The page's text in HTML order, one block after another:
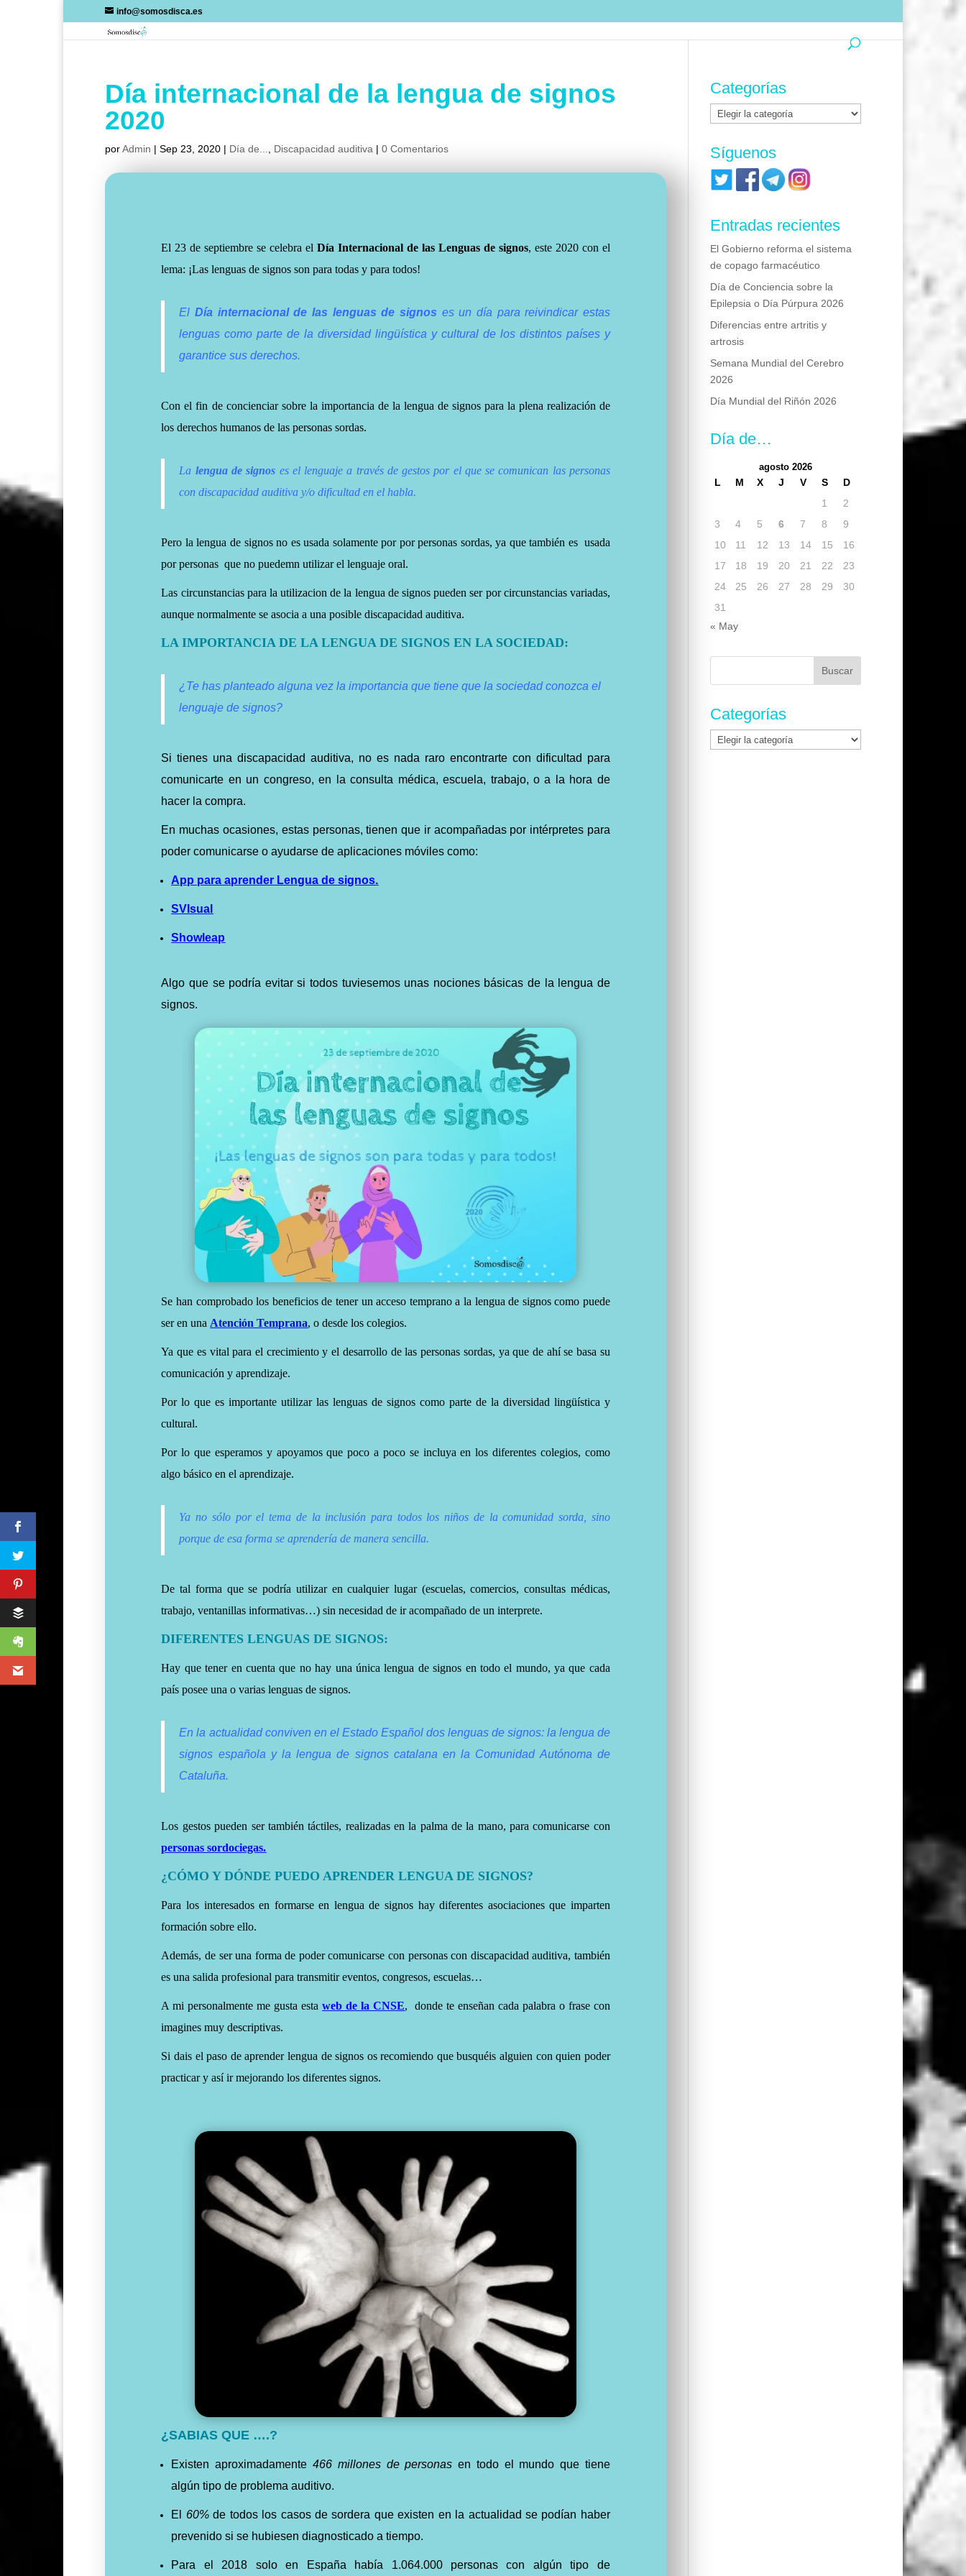
info@somosdisca.es
Día internacional de la lengua de signos
2020
porAdmin |Sep 23, 2020 | Día de... Discapacidad auditiva |0 Comentarios
El 23 de septiembre se celebra elDía Internacional de las Lenguas de signos, este 2020 con el
lema: ¡Las lenguas de signos son para todas y para todos!
ElDía internacional de las lenguas de signos es un día para reivindicar estas
lenguas como parte de la diversidad lingüística y cultural de los distintos países y
garantice sus derechos.
Con el fin de concienciar sobre la importancia de la lengua de signos para la plena realización de
los derechos humanos de las personas sordas.
La lengua de signos es el lenguaje a través de gestos por el que se comunican las personas
con discapacidad auditiva y/o dificultad en el habla.
Pero la lengua de signos no es usada solamente por por personas sordas, ya que también es usada
por personas que no puedemn utilizar el lenguaje oral.
Las circunstancias para la utilizacion de la lengua de signos pueden ser por circunstancias variadas,
aunque normalmente se asocia a una posible discapacidad auditiva.
LA IMPORTANCIA DE LA LENGUA DE SIGNOS EN LA SOCIEDAD:
¿Te has planteado alguna vez la importancia que tiene que la sociedad conozca el
lenguaje de signos?
Si tienes una discapacidad auditiva, no es nada raro encontrarte con dificultad para
comunicarte en un congreso, en la consulta médica, escuela, trabajo, o a la hora de
hacer la compra.
En muchas ocasiones, estas personas, tienen que ir acompañadas por intérpretes para
poder comunicarse o ayudarse de aplicaciones móviles como:
App para aprender Lengua de signos.
SVIsual
Showleap
Algo que se podría evitar si todos tuviesemos unas nociones básicas de la lengua de
signos.
Se han comprobado los beneficios de tener un acceso temprano a la lengua de signos como puede
ser en una Atención Temprana, o desde los colegios.
Ya que es vital para el crecimiento y el desarrollo de las personas sordas, ya que de ahí se basa su
comunicación y aprendizaje.
Por lo que es importante utilizar las lenguas de signos como parte de la diversidad lingüística y
cultural.
Por lo que esperamos y apoyamos que poco a poco se incluya en los diferentes colegios, como
algo básico en el aprendizaje.
Ya no sólo por el tema de la inclusión para todos los niños de la comunidad sorda, sino
porque de esa forma seaprendería de manera sencilla.
De tal forma que se podría utilizar en cualquier lugar (escuelas, comercios, consultas médicas,
trabajo, ventanillas informativas…) sin necesidad de ir acompañado de un interprete.
DIFERENTES LENGUAS DE SIGNOS:
Hay que tener en cuenta que no hay una única lengua de signos en todo el mundo, ya que cada
país posee una o varias lenguas de signos.
En la actualidad conviven en el Estado Español dos lenguas de signos: la lengua de
signos española y la lengua de signos catalana en la Comunidad Autónoma de
Cataluña.
Los gestos pueden ser también táctiles, realizadas en la palma de la mano, para comunicarse con
personas sordociegas.
¿CÓMO Y DÓNDE PUEDO APRENDER LENGUA DE SIGNOS?
Para los interesados en formarse en lengua de signos hay diferentes asociaciones que imparten
formación sobre ello.
Además, de ser una forma de poder comunicarse con personas con discapacidad auditiva, también
es una salida profesional para transmitir eventos, congresos, escuelas…
A mi personalmente me gusta estaweb de la CNSE,
donde te enseñan cada palabra o frase con
imagines muy descriptivas.
Si dais el paso de aprender lengua de signos os recomiendo que busquéis alguien con quien poder
practicar y así ir mejorando los diferentes signos.
¿SABIAS QUE ….?
Existen aproximadamente 466 millones de personas en todo el mundo que tiene
algún tipo de problema auditivo.
El 60%de todos los casos de sordera que existen en la actualidad se podían haber
prevenido si se hubiesen diagnosticado a tiempo.
Para el 2018 solo en España había 1.064.000 personas con algún tipo de
Categorías
Categorías
Síguenos
Entradas recientes
El Gobierno reforma el sistema
de copago farmacéutico
Día de Conciencia sobre la
Epilepsia o Día Púrpura 2026
Diferencias entre artritis y
artrosis
Semana Mundial del Cerebro
2026
Día Mundial del Riñón 2026
Día de…
agosto 2026
L M X J V S
D
1
2
3
4 5 6 7 8
9
10
11 12 13 14 15
16
17
18 19 20 21 22
23
24
25 26 27 28 29
30
31
« May
Buscar:
Categorías
Categorías